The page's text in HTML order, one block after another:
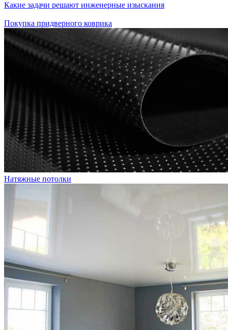
Какие задачи решают инженерные изыскания
Покупка придверного коврика
Натяжные потолки